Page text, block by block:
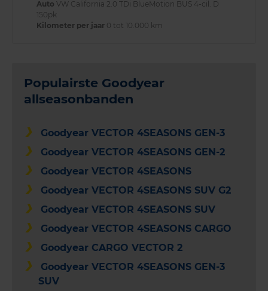
Auto VW California 2.0 TDi BlueMotion BUS 4-cil. D
150pk
Kilometer per jaar 0 tot 10.000 km
Populairste Goodyear
allseasonbanden
Goodyear VECTOR 4SEASONS GEN-3
Goodyear VECTOR 4SEASONS GEN-2
Goodyear VECTOR 4SEASONS
Goodyear VECTOR 4SEASONS SUV G2
Goodyear VECTOR 4SEASONS SUV
Goodyear VECTOR 4SEASONS CARGO
Goodyear CARGO VECTOR 2
Goodyear VECTOR 4SEASONS GEN-3
SUV